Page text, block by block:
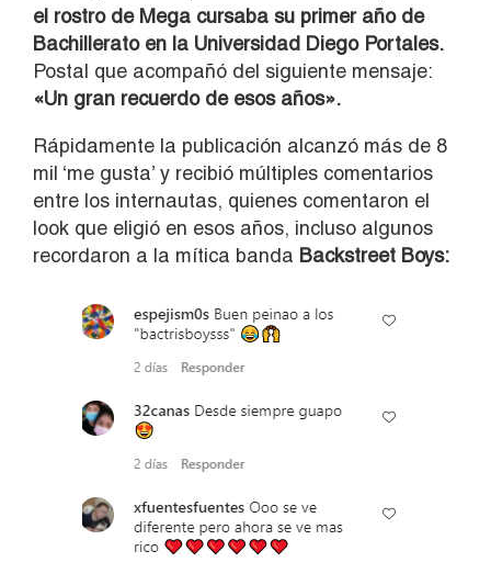
el rostro de Mega cursaba su primer año de
Bachillerato en la Universidad Diego Portales.
Postal que acompañó del siguiente mensaje:
«Un gran recuerdo de esos años».
Rápidamente la publicación alcanzó más de 8
mil ‘me gusta’ y recibió múltiples comentarios
entre los internautas, quienes comentaron el
look que eligió en esos años, incluso algunos
recordaron a la mítica banda Backstreet Boys: